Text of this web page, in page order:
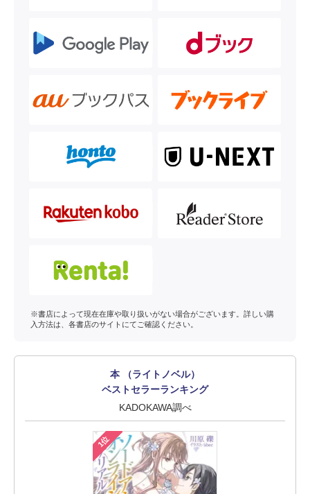
※書店によって現在在庫や取り扱いがない場合がございます。詳しい購
入方法は、各書店のサイトにてご確認ください。
本 （ライトノベル）
ベストセラーランキング
KADOKAWA調べ
1位